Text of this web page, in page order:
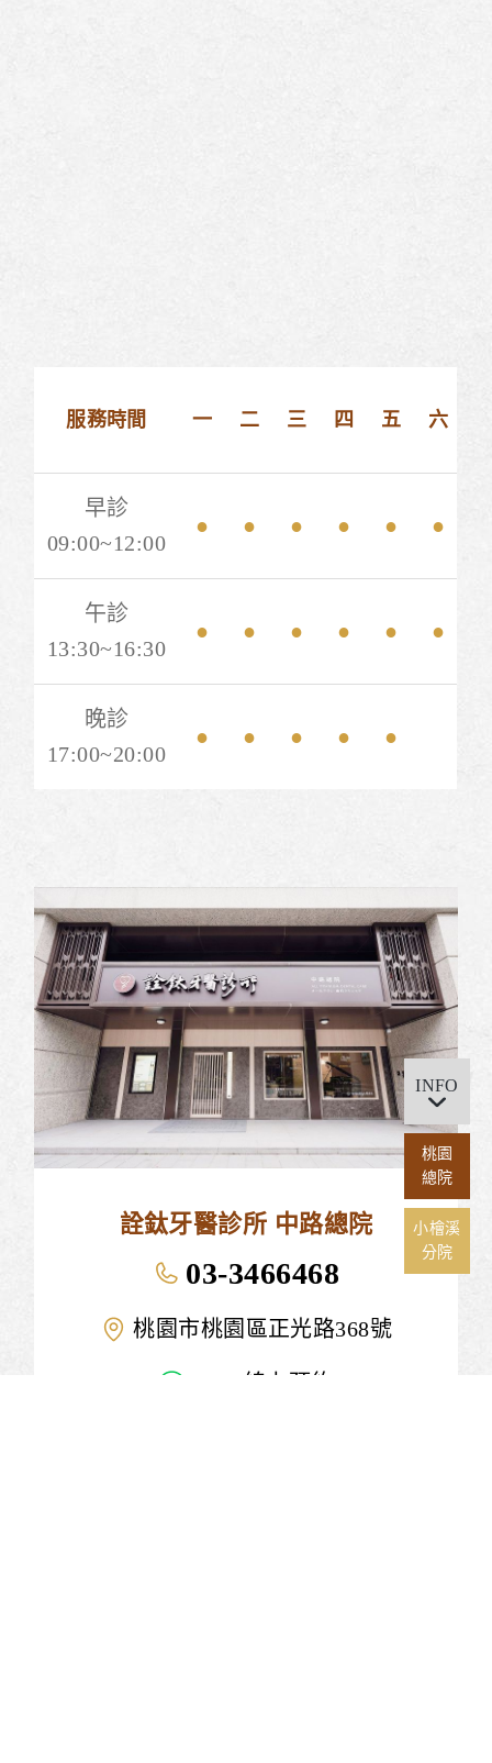
服務時間 一 二 三 四 五 六
早診
09:00~12:00
● ● ● ● ● ●
午診
13:30~16:30
● ● ● ● ● ●
晚診
17:00~20:00
● ● ● ● ●
詮鈦牙醫診所 中路總院
03-3466468
桃園市桃園區正光路368號
LINE線上預約
INFO
桃園
總院
小檜溪
分院